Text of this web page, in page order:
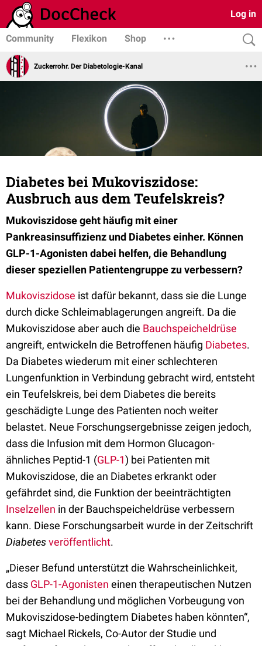
Log in
Community Flexikon Shop
Zuckerrohr. Der Diabetologie-Kanal
Diabetes bei Mukoviszidose:
Ausbruch aus dem Teufelskreis?
Mukoviszidose geht häufig mit einer
Pankreasinsuffizienz und Diabetes einher. Können
GLP-1-Agonisten dabei helfen, die Behandlung
dieser speziellen Patientengruppe zu verbessern?
Mukoviszidose ist dafür bekannt, dass sie die Lunge
durch dicke Schleimablagerungen angreift. Da die
Mukoviszidose aber auch die Bauchspeicheldrüse
angreift, entwickeln die Betroffenen häufig Diabetes.
Da Diabetes wiederum mit einer schlechteren
Lungenfunktion in Verbindung gebracht wird, entsteht
ein Teufelskreis, bei dem Diabetes die bereits
geschädigte Lunge des Patienten noch weiter
belastet. Neue Forschungsergebnisse zeigen jedoch,
dass die Infusion mit dem Hormon Glucagon-
ähnliches Peptid-1 (GLP-1) bei Patienten mit
Mukoviszidose, die an Diabetes erkrankt oder
gefährdet sind, die Funktion der beeinträchtigten
Inselzellen in der Bauchspeicheldrüse verbessern
kann. Diese Forschungsarbeit wurde in der Zeitschrift
Diabetesveröffentlicht.
„Dieser Befund unterstützt die Wahrscheinlichkeit,
dass GLP-1-Agonisten einen therapeutischen Nutzen
bei der Behandlung und möglichen Vorbeugung von
Mukoviszidose-bedingtem Diabetes haben könnten“,
sagt Michael Rickels, Co-Autor der Studie und